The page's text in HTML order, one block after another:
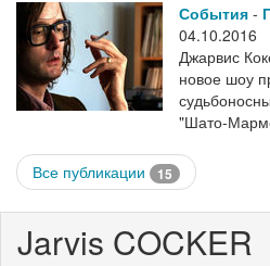
События -
04.10.2016
Джарвис
новое шоу
"Шато-
Все публикации 15
Jarvis COCKER